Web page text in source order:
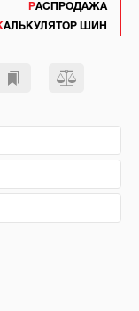
РАСПРОДАЖА
КАЛЬКУЛЯТОР ШИН